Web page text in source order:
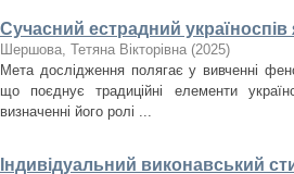
Сучасний естрадний україноспів
Шершова, Тетяна Вікторівна (2025)
Мета дослідження полягає у вивченні
що поєднує традиційні елементи
визначенні його ролі ...
Індивідуальний виконавський